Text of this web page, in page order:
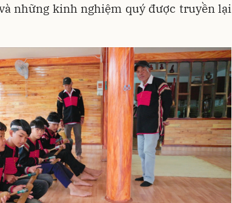
những kinh nghiệm quý được truyền lại